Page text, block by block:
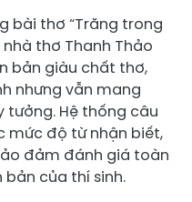
bài thơ “Trăng trong
thơ Thanh Thảo
bản giàu chất thơ,
nhưng vẫn mang
tưởng. Hệ thống câu
mức độ từ nhận biết,
đảm đánh giá toàn
của thí sinh.